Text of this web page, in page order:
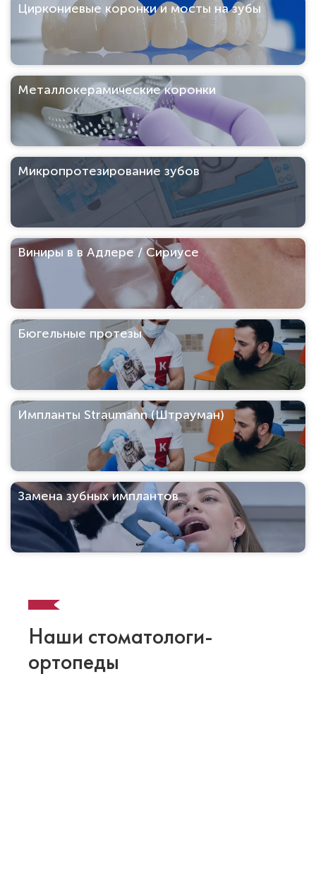
Циркониевые коронки и мосты на зубы
Металлокерамические коронки
Микропротезирование зубов
Виниры в в Адлере / Сириусе
Бюгельные протезы
Импланты Straumann (Штрауман)
Замена зубных имплантов
Наши стоматологи-
ортопеды